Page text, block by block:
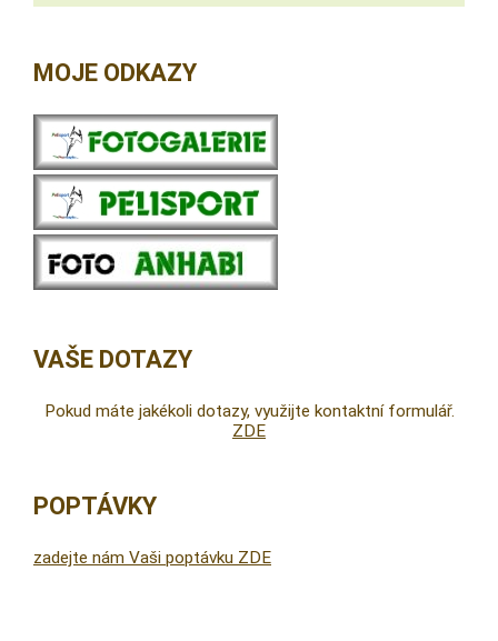
MOJE ODKAZY
VAŠE DOTAZY
Pokud máte jakékoli dotazy, využijte kontaktní formulář.
ZDE
POPTÁVKY
zadejte nám Vaši poptávku ZDE